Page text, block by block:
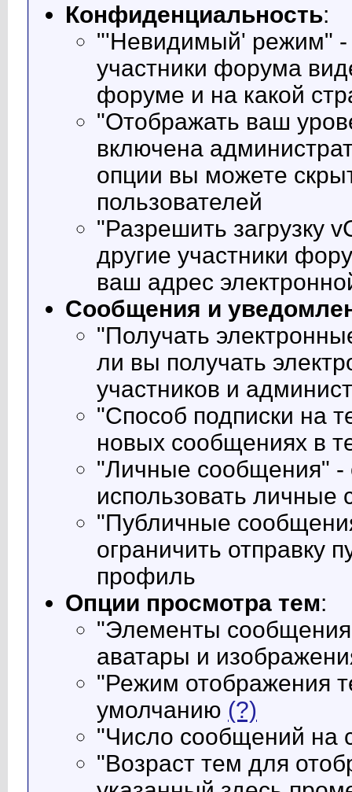
Конфиденциальность:
"'Невидимый' режим" -
участники форума
форуме и на какой
"Отображать ваш
включена
опции вы можете
пользователей
"Разрешить загрузку
другие участники
ваш адрес
Сообщения и
"Получать
ли вы получать
участников и
"Способ подписки на
новых сообщениях в
"Личные сообщения" -
использовать
"Публичные
ограничить отправку
профиль
Опции просмотра тем:
"Элементы
аватары и
"Режим отображения
умолчанию (?)
"Число сообщений на
"Возраст тем для